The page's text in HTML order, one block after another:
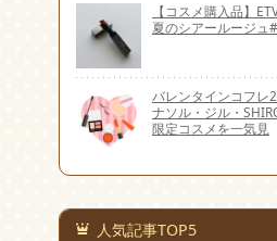
【コスメ購入品】
夏のシアールージュ
バレンタインコフレ
ナソル・ジル・
限定コスメを一気見
人気記事TOP5